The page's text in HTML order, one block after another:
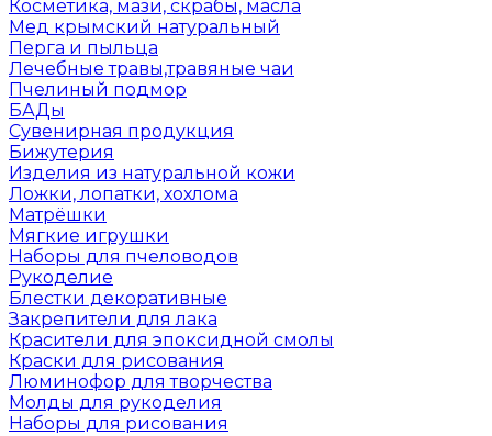
Косметика, мази, скрабы, масла
Мед крымский натуральный
Перга и пыльца
Лечебные травы,травяные чаи
Пчелиный подмор
БАДы
Сувенирная продукция
Бижутерия
Изделия из натуральной кожи
Ложки, лопатки, хохлома
Матрёшки
Мягкие игрушки
Наборы для пчеловодов
Рукоделие
Блестки декоративные
Закрепители для лака
Красители для эпоксидной смолы
Краски для рисования
Люминофор для творчества
Молды для рукоделия
Наборы для рисования